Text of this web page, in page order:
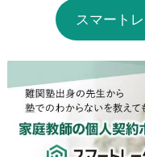
スマート